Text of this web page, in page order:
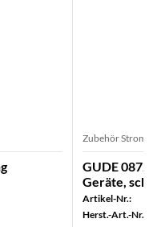
Zubehör
GUDE
Geräte,
Artikel-Nr.:
Herst.-Art.-Nr.: